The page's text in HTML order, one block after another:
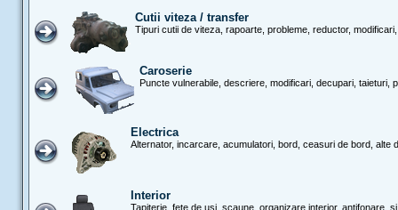
Cutii viteza / transfer
Tipuri cutii de viteza, rapoarte, probleme, reductor,
Caroserie
Puncte vulnerabile, descriere, modificari, decupari, taieturi,
Electrica
Alternator, incarcare, acumulatori, bord, ceasuri de bord, alte
Interior
Tapiterie, fete de usi, scaune, organizare interior, antifonare,